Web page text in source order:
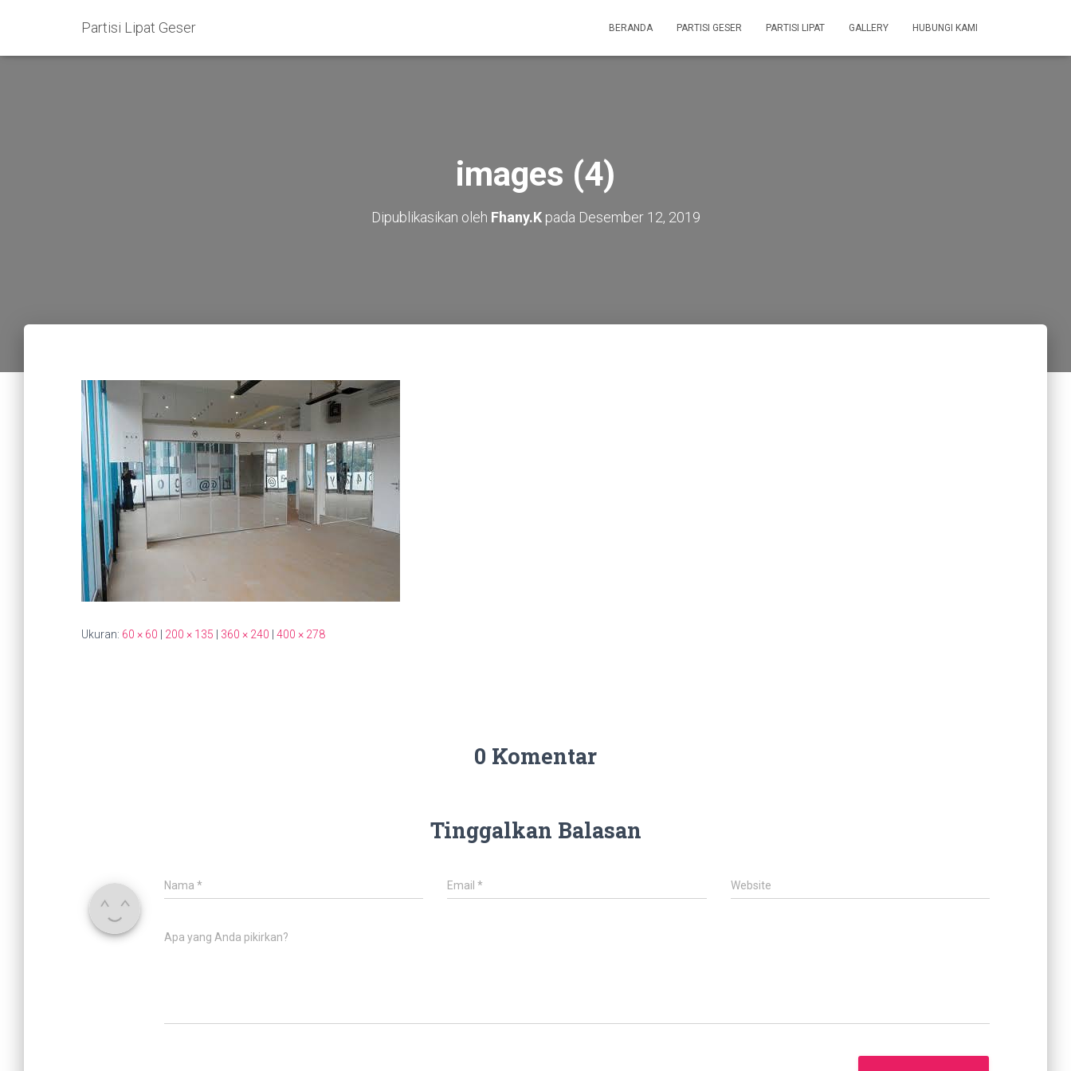
Partisi Lipat Geser BERANDA PARTISI GESER PARTISI LIPAT GALLERY HUBUNGI KAMI
images (4)
Dipublikasikan oleh Fhany.Kpada Desember 12, 2019
Ukuran: 60 × 60 200 × 135 360 × 240 400 × 278
0 Komentar
Tinggalkan Balasan
Nama * Email* Website
Apa yang Anda pikirkan?